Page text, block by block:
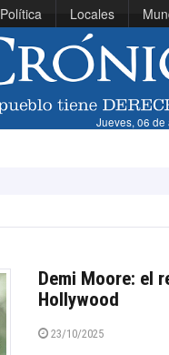
Política Locales
Jueves, 06 de
Demi Moore: el
Hollywood
23/10/2025